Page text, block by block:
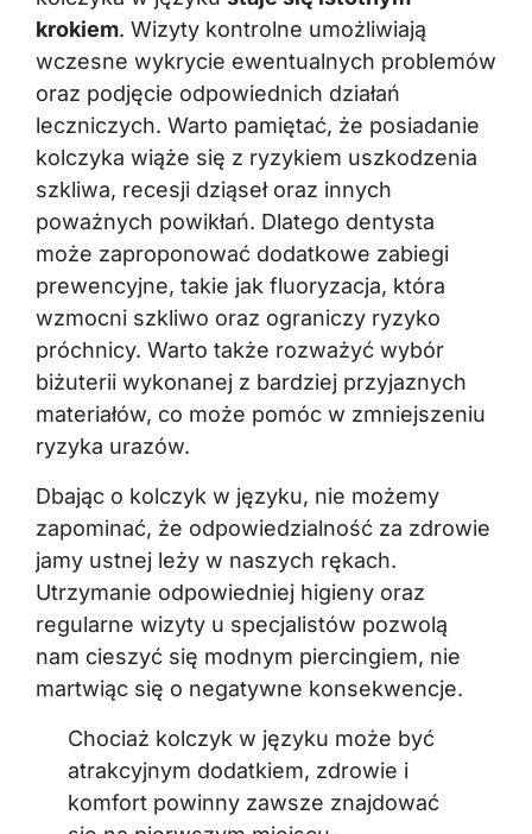
krokiem
. Wizyty kontrolne umożliwiają
wczesne wykrycie ewentualnych problemów
oraz podjęcie odpowiednich działań
leczniczych. Warto pamiętać, że posiadanie
kolczyka wiąże się z ryzykiem uszkodzenia
szkliwa, recesji dziąseł oraz innych
poważnych powikłań. Dlatego dentysta
może zaproponować dodatkowe zabiegi
prewencyjne, takie jak fluoryzacja, która
wzmocni szkliwo oraz ograniczy ryzyko
próchnicy. Warto także rozważyć wybór
biżuterii wykonanej z bardziej przyjaznych
materiałów, co może pomóc w zmniejszeniu
ryzyka urazów.
Dbając o kolczyk w języku, nie możemy
zapominać, że odpowiedzialność za zdrowie
jamy ustnej leży w naszych rękach.
Utrzymanie odpowiedniej higieny oraz
regularne wizyty u specjalistów pozwolą
nam cieszyć się modnym piercingiem, nie
martwiąc się o negatywne konsekwencje.
Chociaż kolczyk w języku może być
atrakcyjnym dodatkiem, zdrowie i
komfort powinny zawsze znajdować
się na pierwszym miejscu.